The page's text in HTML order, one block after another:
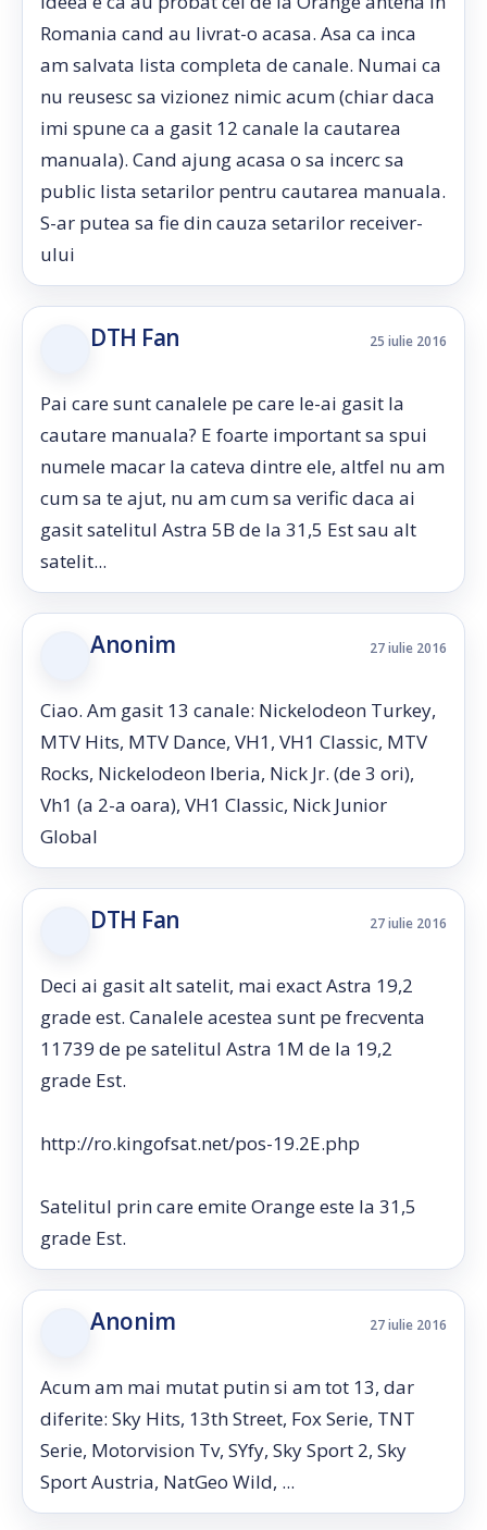
Romania cand au livrat-o acasa. Asa ca inca
am salvata lista completa de canale. Numai ca
nu reusesc sa vizionez nimic acum (chiar daca
imi spune ca a gasit 12 canale la cautarea
manuala). Cand ajung acasa o sa incerc sa
public lista setarilor pentru cautarea manuala.
S-ar putea sa fie din cauza setarilor receiver-
ului
DTH Fan 25 iulie 2016
Pai care sunt canalele pe care le-ai gasit la
cautare manuala? E foarte important sa spui
numele macar la cateva dintre ele, altfel nu am
cum sa te ajut, nu am cum sa verific daca ai
gasit satelitul Astra 5B de la 31,5 Est sau alt
satelit...
Anonim 27 iulie 2016
Ciao. Am gasit 13 canale: Nickelodeon Turkey,
MTV Hits, MTV Dance, VH1, VH1 Classic, MTV
Rocks, Nickelodeon Iberia, Nick Jr. (de 3 ori),
Vh1 (a 2-a oara), VH1 Classic, Nick Junior
Global
DTH Fan 27 iulie 2016
Deci ai gasit alt satelit, mai exact Astra 19,2
grade est. Canalele acestea sunt pe frecventa
11739 de pe satelitul Astra 1M de la 19,2
grade Est.
http://ro.kingofsat.net/pos-19.2E.php
Satelitul prin care emite Orange este la 31,5
grade Est.
Anonim 27 iulie 2016
Acum am mai mutat putin si am tot 13, dar
diferite: Sky Hits, 13th Street, Fox Serie, TNT
Serie, Motorvision Tv, SYfy, Sky Sport 2, Sky
Sport Austria, NatGeo Wild, ...